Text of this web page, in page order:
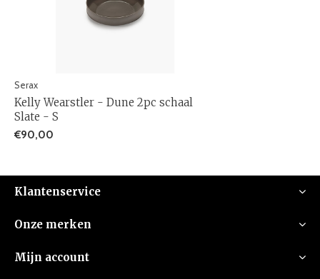
Serax
Kelly Wearstler - Dune 2pc schaal
Slate - S
€90,00
Klantenservice
Onze merken
Mijn account